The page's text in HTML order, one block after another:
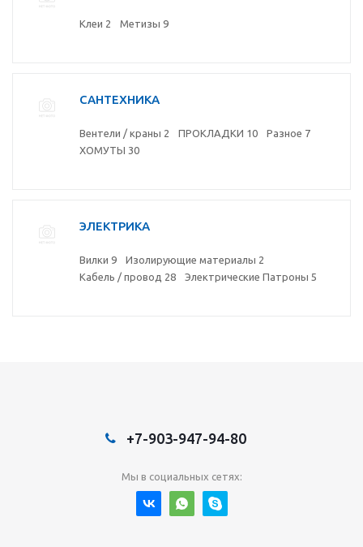
Клеи 2 Метизы 9
САНТЕХНИКА
Вентели / краны 2 ПРОКЛАДКИ 10 Разное 7
ХОМУТЫ 30
ЭЛЕКТРИКА
Вилки 9 Изолирующие материалы 2
Кабель / провод 28 Электрические Патроны 5
+7-903-947-94-80
Мы в социальных сетях: